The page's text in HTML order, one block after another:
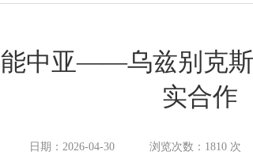
政府信息公开指
政府信息公开制
法定主动公开内
中亚——乌兹别克
实合作
日期：2026-04-30 浏览次数： 1810 次